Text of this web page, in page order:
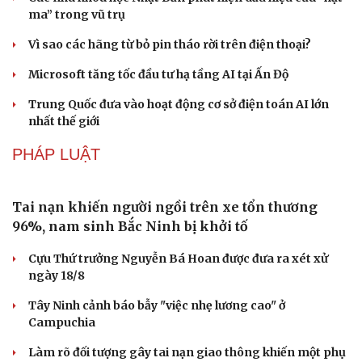
Thổ cẩm Chăm Mỹ Nghiệp: Từ ngôn ngữ văn hóa đến
sản phẩm du lịch độc đáo
Vì sao lượng khách Philippines đến Việt Nam tăng
trưởng vượt bậc?
Những hương vị đưa TP.HCM thành thiên đường ẩm
thực đường phố hàng đầu thế giới
quốc tế
CÔNG NGHỆ
lên đời
Các nhà khoa học Nhật Bản phát hiện dấu hiệu của “hạt